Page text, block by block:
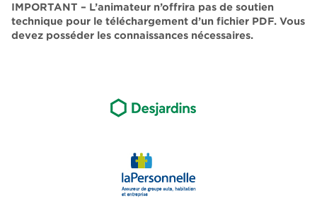
IMPORTANT – L’animateur n’offrira pas de soutien
technique pour le téléchargement d’un fichier PDF. Vous
devez posséder les connaissances nécessaires.